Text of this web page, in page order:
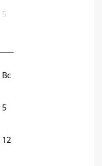
5
Вс
5
12